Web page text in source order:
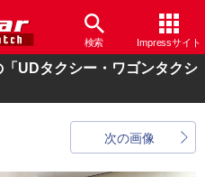
検索 Impressサイト
UDタクシー・ワゴンタクシ
次の画像